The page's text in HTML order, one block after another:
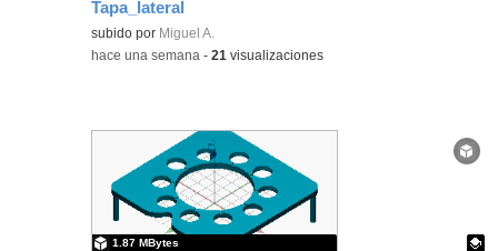
Tapa_lateral
Contenido educativo.
subido por Miguel A.
-hace una semana -21 visualizaciones
1.87 MBytes